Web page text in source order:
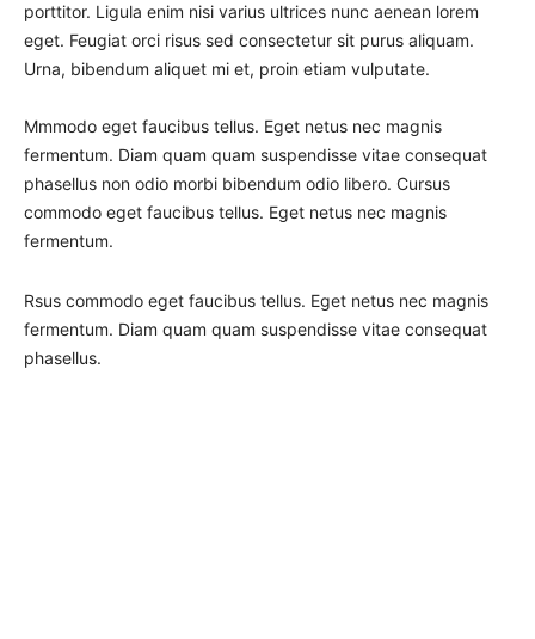
porttitor. Ligula enim nisi varius ultrices nunc aenean lorem
eget. Feugiat orci risus sed consectetur sit purus aliquam.
Urna, bibendum aliquet mi et, proin etiam vulputate.
Mmmodo eget faucibus tellus. Eget netus nec magnis
fermentum. Diam quam quam suspendisse vitae consequat
phasellus non odio morbi bibendum odio libero. Cursus
commodo eget faucibus tellus. Eget netus nec magnis
fermentum.
Rsus commodo eget faucibus tellus. Eget netus nec magnis
fermentum. Diam quam quam suspendisse vitae consequat
phasellus.